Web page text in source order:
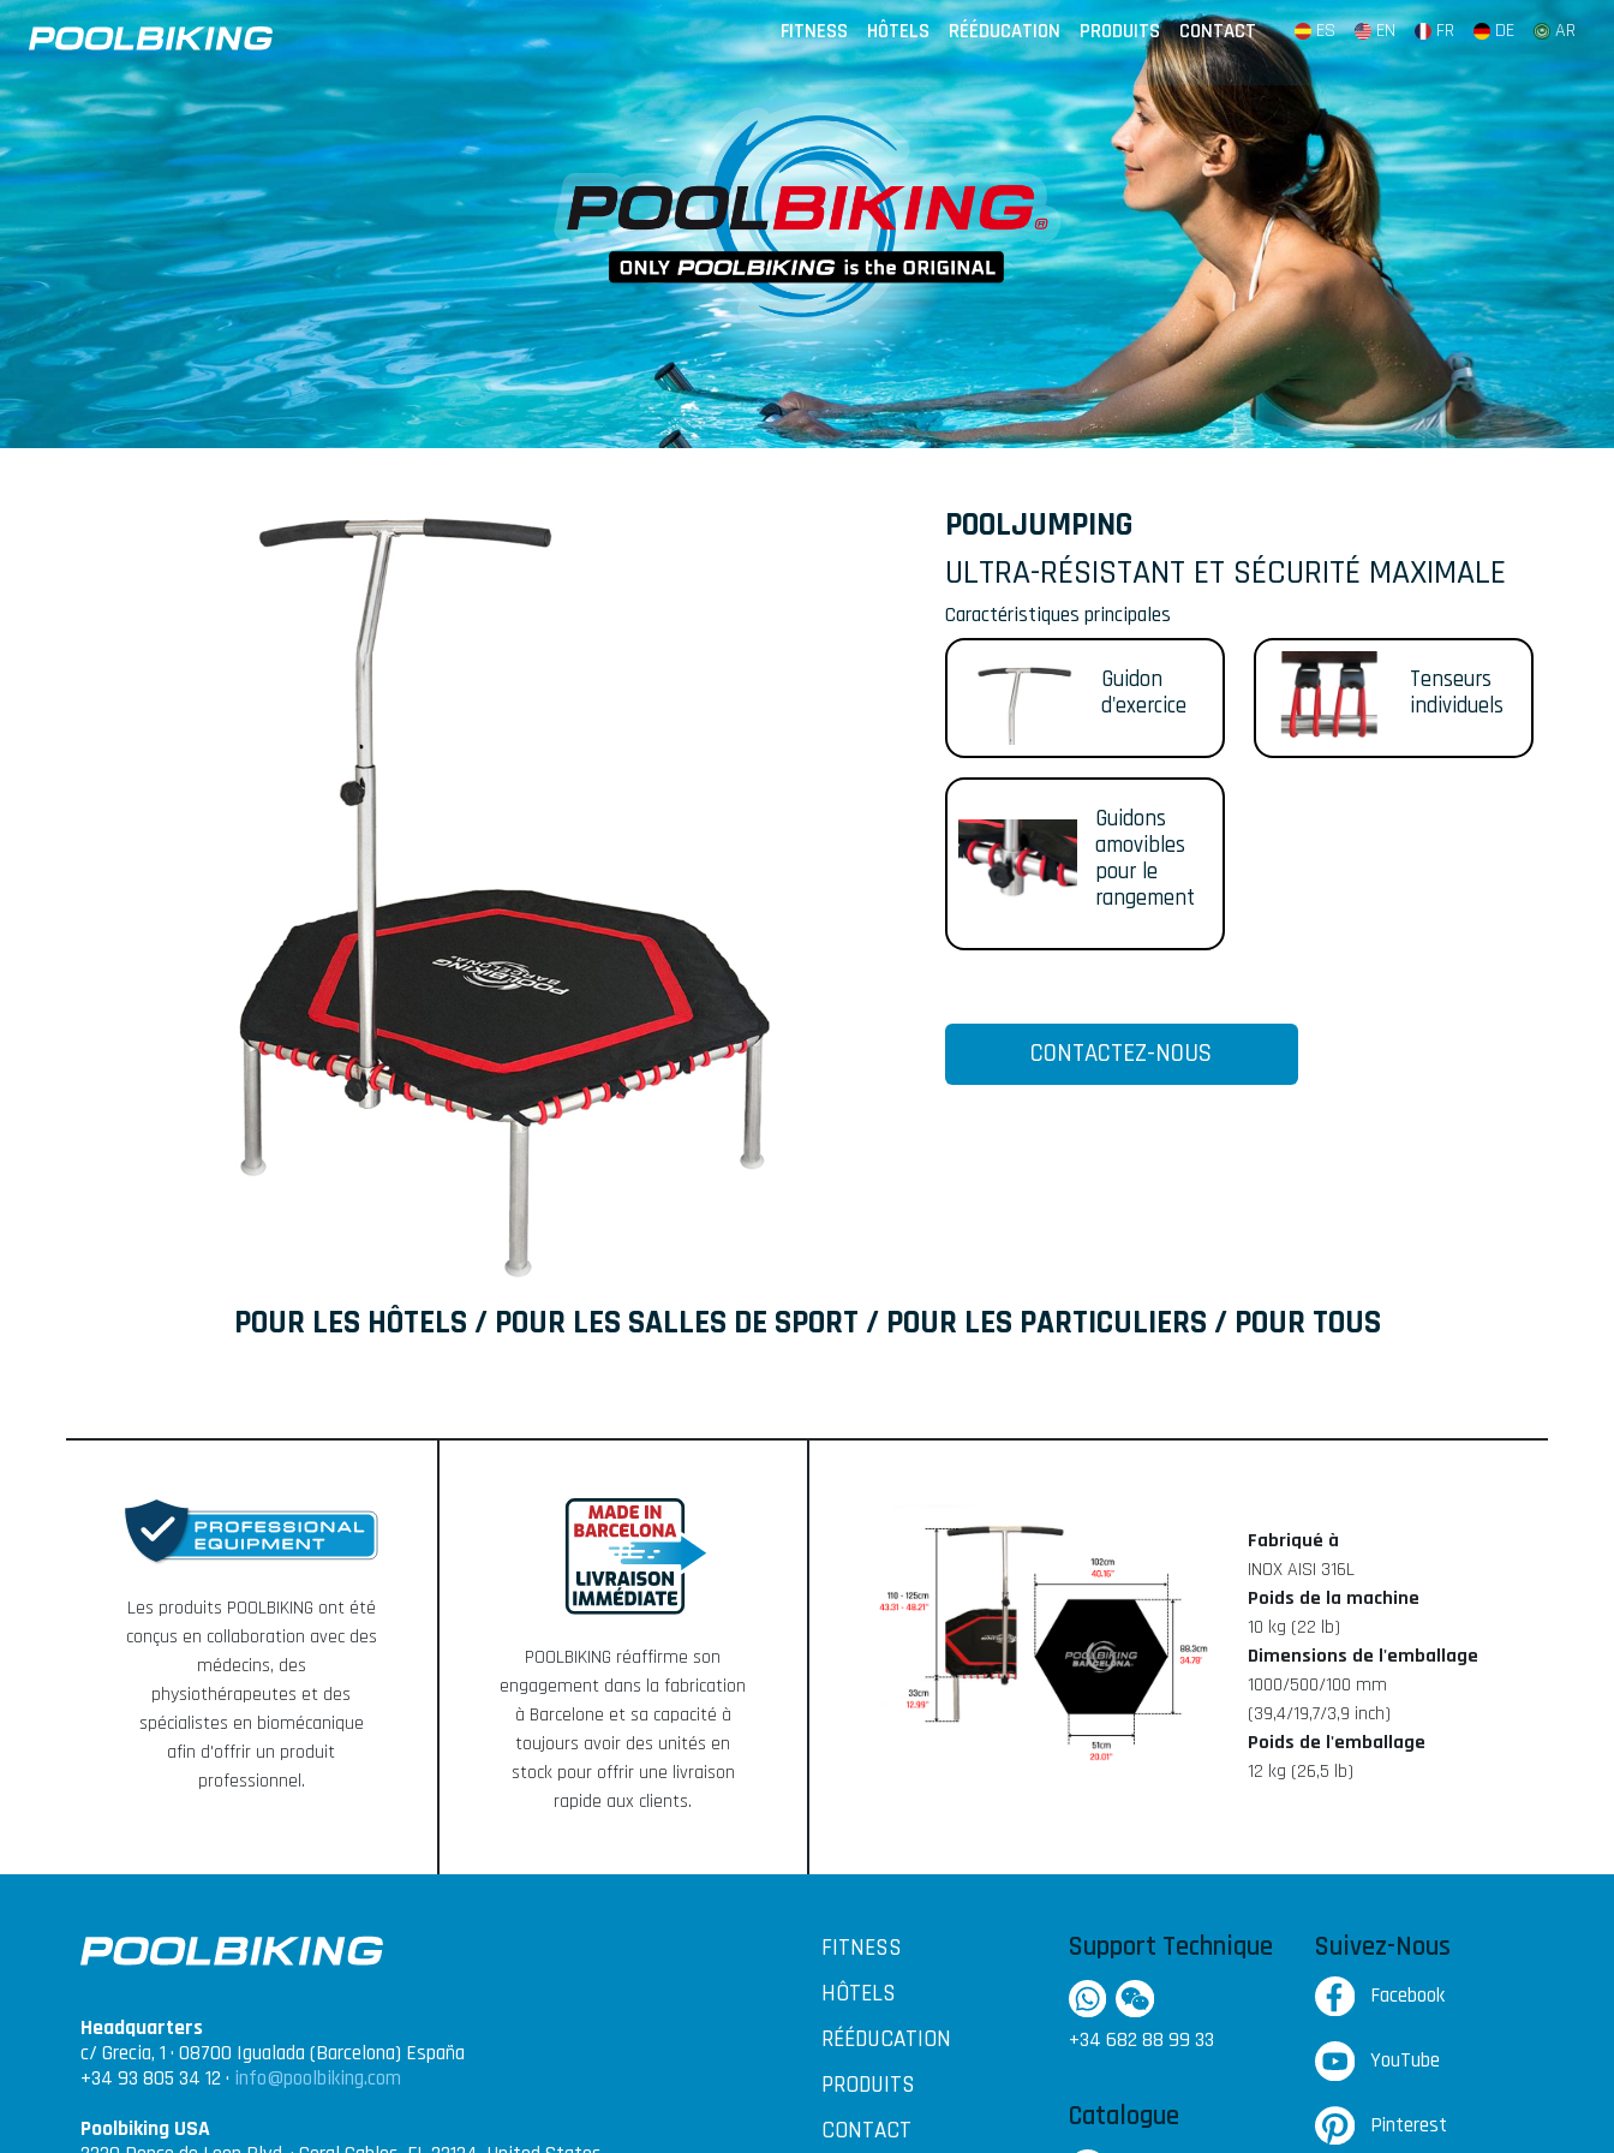
FITNESS HÔTELS RÉÉDUCATION PRODUITS CONTACT ES EN FR DE AR
POOLJUMPING
ULTRA-RÉSISTANT ET SÉCURITÉ MAXIMALE
Caractéristiques principales
Guidon
d'exercice
Tenseurs
individuels
Guidons
amovibles
pour le
rangement
CONTACTEZ-NOUS
POUR LES HÔTELS / POUR LES SALLES DE SPORT / POUR LES PARTICULIERS / POUR TOUS
Les produits POOLBIKING ont été
conçus en collaboration avec des
médecins, des
physiothérapeutes et des
spécialistes en biomécanique
afin d'offrir un produit
professionnel.
POOLBIKING réaffirme son
engagement dans la fabrication
à Barcelone et sa capacité à
toujours avoir des unités en
stock pour offrir une livraison
rapide aux clients.
Fabriqué à
INOX AISI 316L
Poids de la machine
10 kg (22 lb)
Dimensions de l'emballage
1000/500/100 mm
(39,4/19,7/3,9 inch)
Poids de l'emballage
12 kg (26,5 lb)
Headquarters
c/ Grecia, 1 · 08700 Igualada (Barcelona) España
+34 93 805 34 12 · info@poolbiking.com
Poolbiking USA
FITNESS
HÔTELS
RÉÉDUCATION
PRODUITS
CONTACT
Support Technique
+34 682 88 99 33
Catalogue
Suivez-Nous
Facebook
YouTube
Pinterest